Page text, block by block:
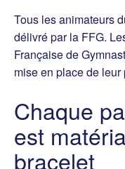
Tous les animateurs
délivré par la FFG.
Française de
mise en place de
Chaque
est
bracelet